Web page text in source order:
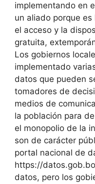
implementando en
un aliado porque
el acceso y la
gratuita,
Los gobiernos
implementado
datos que pueden
tomadores de
medios de
la población para
el monopolio de la
son de carácter
portal nacional de
https://
datos, pero los